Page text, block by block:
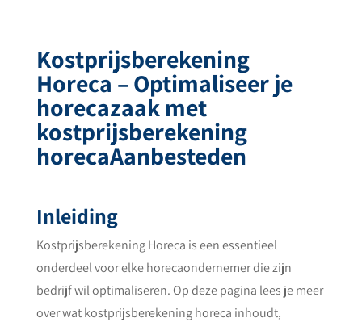
Kostprijsberekening
Horeca – Optimaliseer je
horecazaak met
kostprijsberekening
horecaAanbesteden
Inleiding
Kostprijsberekening Horeca is een essentieel
onderdeel voor elke horecaondernemer die zijn
bedrijf wil optimaliseren. Op deze pagina lees je meer
over wat kostprijsberekening horeca inhoudt,